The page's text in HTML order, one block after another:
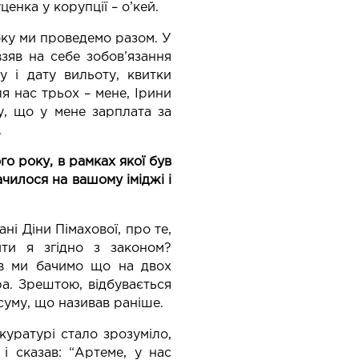
у корупції – о’кей.
ми проведемо разом. У
на себе зобов’язання
і дату вильоту, квитки
нас трьох – мене, Ірини
що у мене зарплата за
року, в рамках якої був
на вашому іміджі і
Діни Пімахової, про те,
я згідно з законом?
ми бачимо що на двох
Зрештою, відбувається
що називав раніше.
стало зрозуміло,
сказав: “Артеме, у нас